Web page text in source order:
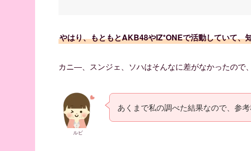
やはり、もともとAKB48やIZ*ONEで活動していて、
カニ―、スンジェ、ソハはそんなに差がなかったので
ルビ
あくまで私の調べた結果なので、参